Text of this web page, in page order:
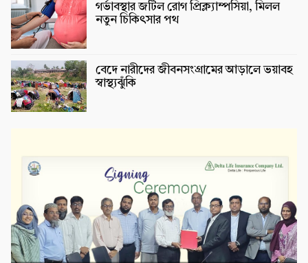
গর্ভাবস্থার জটিল রোগ প্রিক্ল্যাম্পসিয়া, মিলল
নতুন চিকিৎসার পথ
বেদে নারীদের জীবনসংগ্রামের আড়ালে ভয়াবহ
স্বাস্থ্যঝুঁকি